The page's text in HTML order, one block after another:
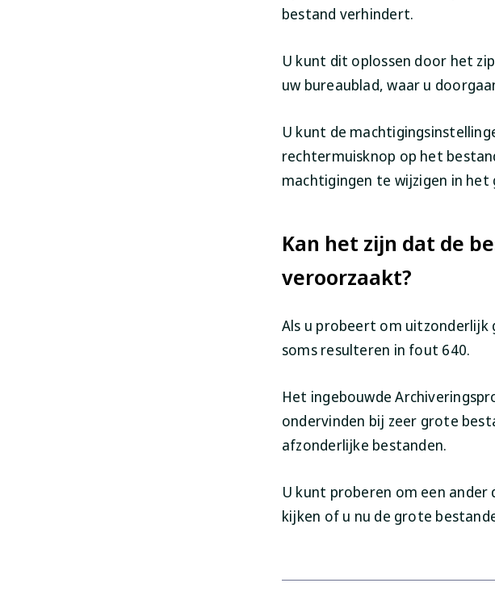
bestand verhindert.
U kunt dit oplossen door het
uw bureaublad, waar u
U kunt de
rechtermuisknop op het
machtigingen te wijzigen in het
Kan het zijn dat de
veroorzaakt?
Als u probeert om
soms resulteren in fout 640.
Het ingebouwde
ondervinden bij zeer grote
afzonderlijke bestanden.
U kunt proberen om een
kijken of u nu de grote